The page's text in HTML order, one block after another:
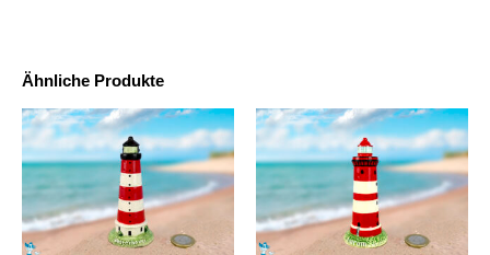
Ähnliche Produkte